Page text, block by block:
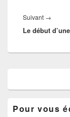
Suivant →
Le début
de
pour
Pour vous